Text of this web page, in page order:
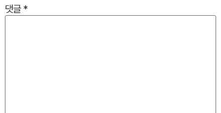
댓글 *